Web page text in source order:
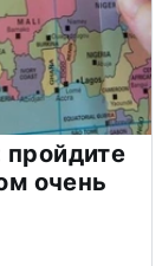
очень